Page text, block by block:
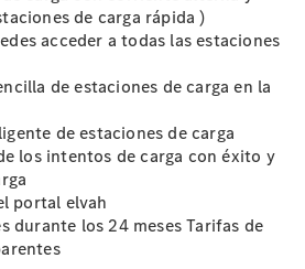
de
de carga rápida )
acceder a todas las estaciones
de estaciones de carga en la
de estaciones de carga
los intentos de carga con éxito y
portal elvah
durante los 24 meses Tarifas de